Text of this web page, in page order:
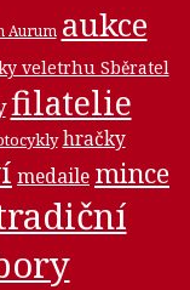
Aurum aukce
veletrhu Sběratel
filatelie
hračky
medaile mince